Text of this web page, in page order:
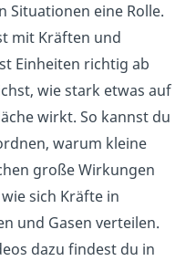
Situationen eine Rolle.
mit Kräften und
Einheiten richtig ab
wie stark etwas auf
wirkt. So kannst du
warum kleine
große Wirkungen
sich Kräfte in
und Gasen verteilen.
dazu findest du in